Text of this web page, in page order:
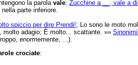
la parola vale: Zucchine a __, vale a
parte inferiore.
spiccio per dire Prendi!; Lo sono le moto
molto adagio; È molto... scattante. »»
enormemente, ...).
crociate: